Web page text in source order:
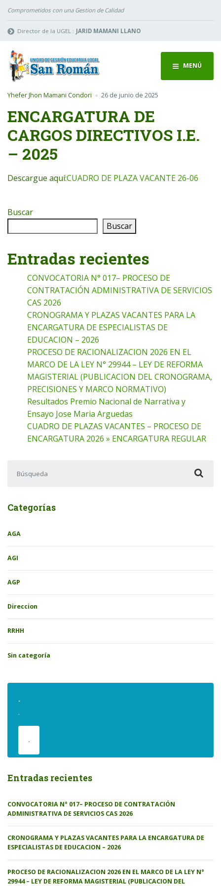
Comprometidos con una Gestion de Calidad
Director de la UGEL : JARID MAMANI LLANO
MENÚ
Yhefer Jhon Mamani Condori 26 de junio de 2025
ENCARGATURA DE
CARGOS DIRECTIVOS I.E.
– 2025
Descargue aquí:CUADRO DE PLAZA VACANTE 26-06
Buscar
Buscar
Entradas recientes
CONVOCATORIA N° 017– PROCESO DE
CONTRATACIÓN ADMINISTRATIVA DE SERVICIOS
CAS 2026
CRONOGRAMA Y PLAZAS VACANTES PARA LA
ENCARGATURA DE ESPECIALISTAS DE
EDUCACION – 2026
PROCESO DE RACIONALIZACION 2026 EN EL
MARCO DE LA LEY N° 29944 – LEY DE REFORMA
MAGISTERIAL (PUBLICACION DEL CRONOGRAMA,
PRECISIONES Y MARCO NORMATIVO)
Resultados Premio Nacional de Narrativa y
Ensayo Jose Maria Arguedas
CUADRO DE PLAZAS VACANTES – PROCESO DE
ENCARGATURA 2026 » ENCARGATURA REGULAR
Categorías
AGA
AGI
AGP
Direccion
RRHH
Sin categoría
.
.
.
Entradas recientes
CONVOCATORIA N° 017– PROCESO DE CONTRATACIÓN
ADMINISTRATIVA DE SERVICIOS CAS 2026
CRONOGRAMA Y PLAZAS VACANTES PARA LA ENCARGATURA DE
ESPECIALISTAS DE EDUCACION – 2026
PROCESO DE RACIONALIZACION 2026 EN EL MARCO DE LA LEY N°
29944 – LEY DE REFORMA MAGISTERIAL (PUBLICACION DEL